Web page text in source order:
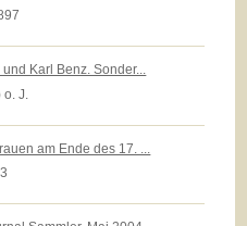
Karl Benz. Sonder...
J.
am Ende des 17. ...